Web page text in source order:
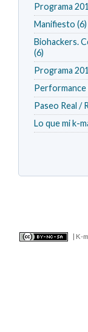
Programa
Manifiesto (6)
Biohackers.
(6)
Programa
Performance
Paseo Real /
Lo que mi k-
| K-